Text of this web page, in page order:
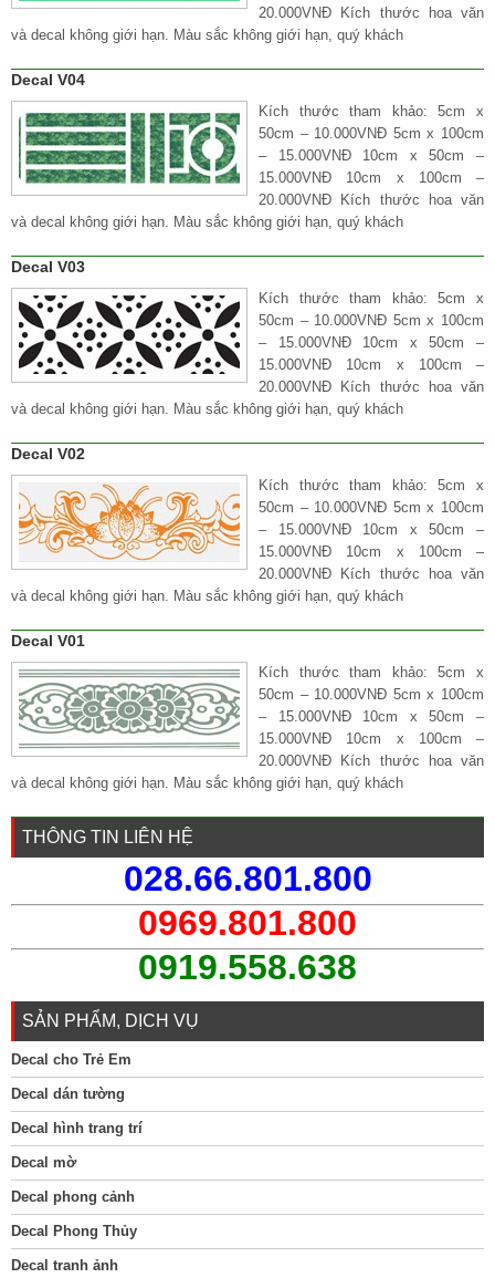
20.000VNĐ Kích thước hoa văn
và decal không giới hạn. Màu sắc không giới hạn, quý khách
Decal V04
Kích thước tham khảo: 5cm x
50cm – 10.000VNĐ 5cm x 100cm
– 15.000VNĐ 10cm x 50cm –
15.000VNĐ 10cm x 100cm –
20.000VNĐ Kích thước hoa văn
và decal không giới hạn. Màu sắc không giới hạn, quý khách
Decal V03
Kích thước tham khảo: 5cm x
50cm – 10.000VNĐ 5cm x 100cm
– 15.000VNĐ 10cm x 50cm –
15.000VNĐ 10cm x 100cm –
20.000VNĐ Kích thước hoa văn
và decal không giới hạn. Màu sắc không giới hạn, quý khách
Decal V02
Kích thước tham khảo: 5cm x
50cm – 10.000VNĐ 5cm x 100cm
– 15.000VNĐ 10cm x 50cm –
15.000VNĐ 10cm x 100cm –
20.000VNĐ Kích thước hoa văn
và decal không giới hạn. Màu sắc không giới hạn, quý khách
Decal V01
Kích thước tham khảo: 5cm x
50cm – 10.000VNĐ 5cm x 100cm
– 15.000VNĐ 10cm x 50cm –
15.000VNĐ 10cm x 100cm –
20.000VNĐ Kích thước hoa văn
và decal không giới hạn. Màu sắc không giới hạn, quý khách
THÔNG TIN LIÊN HỆ
028.66.801.800
0969.801.800
0919.558.638
SẢN PHẨM, DỊCH VỤ
Decal cho Trẻ Em
Decal dán tường
Decal hình trang trí
Decal mờ
Decal phong cảnh
Decal Phong Thủy
Decal tranh ảnh